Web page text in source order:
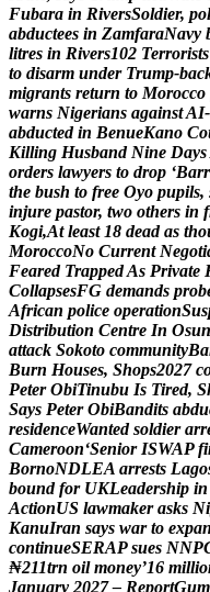
Fubara in RiversSoldier, pol
abductees in ZamfaraNavy
litres in Rivers102 Terrorists
to disarm under Trump-bac
migrants return to Morocco
warns Nigerians againstAI-
abducted in BenueKano Co
Killing Husband Nine Days
orders lawyers to drop ‘Barr
the bush to free Oyo pupils,
injure pastor, two others in f
Kogi,At least 18 dead as tho
MoroccoNo Current Negoti
Feared TrappedAs Private
CollapsesFG demands prob
African police operationSus
Distribution Centre In Osun
attack Sokoto communityBa
Burn Houses, Shops2027 c
Peter ObiTinubu Is Tired, S
Says Peter ObiBandits abdu
residenceWanted soldier arr
Cameroon‘Senior ISWAP fi
BornoNDLEA arrests Lago
bound for UKLeadership in
ActionUS lawmaker asks Ni
KanuIran says war to expan
continueSERAP sues NNP
₦211trn oil money’16 millio
January 2027 – ReportGum